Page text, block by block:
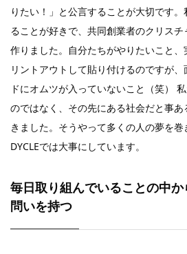
りたい！」と公言することが大切です
ることが好きで、共同創業者のクリス
作りました。自分たちがやりたいこと
リントアウトして貼り付けるのですが
ドにオムツが入っていないこと（笑）
のではなく、その先にある社会だと事
きました。そうやって多くの人の夢を
DYCLEでは大事にしています。
毎日取り組んでいることの中
問いを持つ